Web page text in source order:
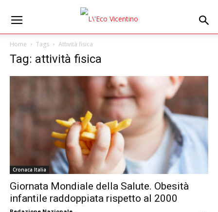
Home Tags Attività fisica
Tag: attività fisica
Cronaca Italia
Giornata Mondiale della Salute. Obesità
infantile raddoppiata rispetto al 2000